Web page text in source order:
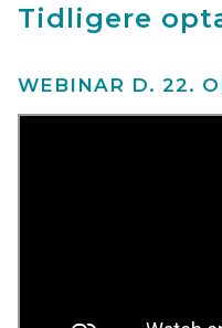
Tidligere
WEBINAR D. 22.